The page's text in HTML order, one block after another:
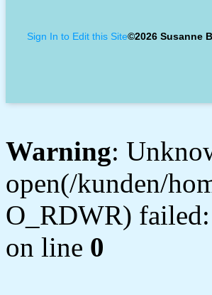
Sign In to Edit this Site©2026 Susanne
Warning:
open(/kunden/
O_RDWR)
on line 0